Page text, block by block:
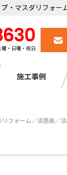
・マスダリフォー
・日曜・祝日
施工事例
リフォーム／淡路島／